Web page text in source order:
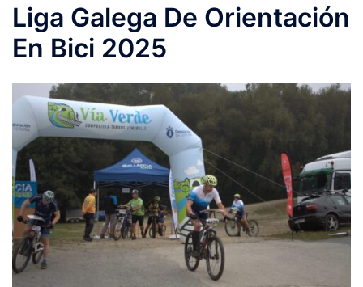
Liga Galega De Orientación
En Bici 2025